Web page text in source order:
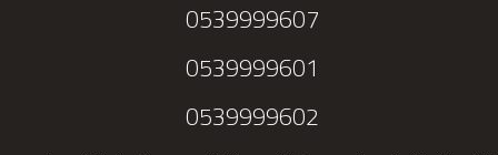
0539999607
0539999601
0539999602